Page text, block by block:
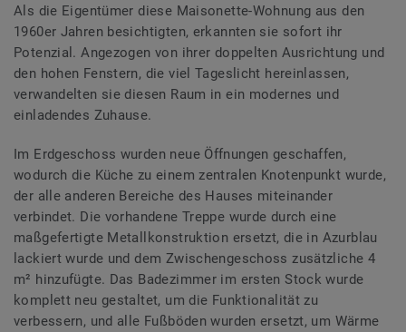
Als die Eigentümer diese Maisonette-Wohnung aus den
1960er Jahren besichtigten, erkannten sie sofort ihr
Potenzial. Angezogen von ihrer doppelten Ausrichtung und
den hohen Fenstern, die viel Tageslicht hereinlassen,
verwandelten sie diesen Raum in ein modernes und
einladendes Zuhause.
Im Erdgeschoss wurden neue Öffnungen geschaffen,
wodurch die Küche zu einem zentralen Knotenpunkt wurde,
der alle anderen Bereiche des Hauses miteinander
verbindet. Die vorhandene Treppe wurde durch eine
maßgefertigte Metallkonstruktion ersetzt, die in Azurblau
lackiert wurde und dem Zwischengeschoss zusätzliche 4
m² hinzufügte. Das Badezimmer im ersten Stock wurde
komplett neu gestaltet, um die Funktionalität zu
verbessern, und alle Fußböden wurden ersetzt, um Wärme